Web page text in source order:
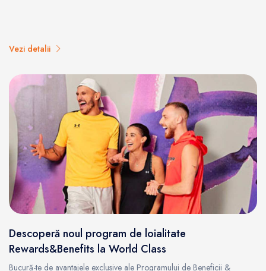
Vezi detalii
Descoperă noul program de loialitate
Rewards&Benefits la World Class
Bucură-te de avantajele exclusive ale Programului de Beneficii &